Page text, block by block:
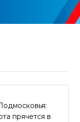
прячется в